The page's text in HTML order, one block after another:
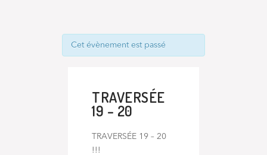
Cet évènement est passé
TRAVERSÉE
19 – 20
TRAVERSÉE 19 – 20
!!!